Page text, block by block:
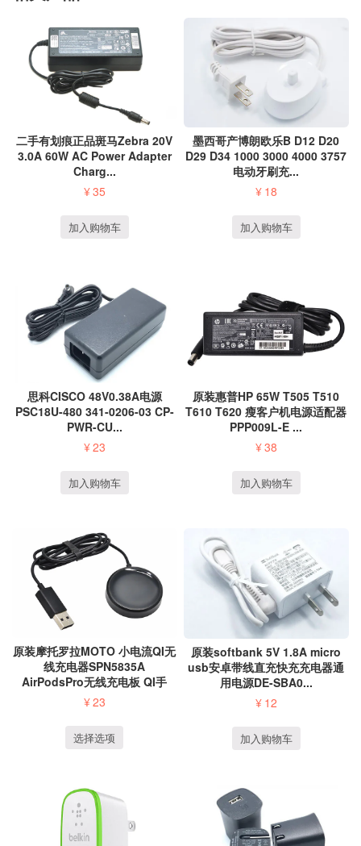
二手有划痕正品斑马Zebra 20V
3.0A 60W AC Power Adapter
Charg...
¥35
加入购物车
墨西哥产博朗欧乐B D12 D20
D29 D34 1000 3000 4000 3757
电动牙刷充...
¥ 18
加入购物车
思科CISCO 48V0.38A电源
PSC18U-480 341-0206-03 CP-
PWR-CU...
¥23
加入购物车
原装惠普HP 65W T505 T510
T610 T620 瘦客户机电源适配器
PPP009L-E ...
¥38
加入购物车
原装摩托罗拉MOTO 小电流QI无
线充电器SPN5835A
AirPodsPro无线充电板 QI手
表...
¥23
选择选项
原装softbank 5V 1.8A micro
usb安卓带线直充快充充电器通
用电源DE-SBA0...
¥ 12
加入购物车